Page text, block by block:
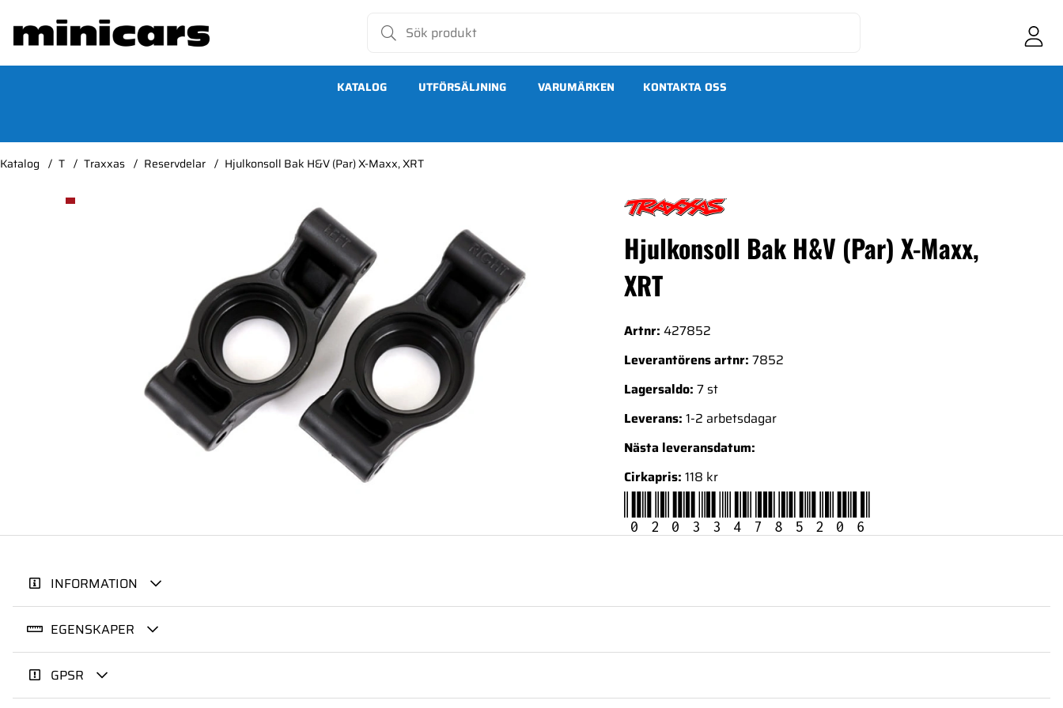
KATALOG UTFÖRSÄLJNING VARUMÄRKEN KONTAKTA OSS
Katalog T Traxxas Reservdelar Hjulkonsoll Bak H&V (Par) X-Maxx, XRT
Produktbilder Hjulkonsoll Bak H&V (Par) X-Maxx, XRT
Hjulkonsoll Bak H&V (Par) X-Maxx,
XRT
Artnr: 427852
Leverantörens artnr: 7852
Lagersaldo: 7 st
Leverans: 1-2 arbetsdagar
Nästa leveransdatum:
Cirkapris: 118 kr
020334785206
INFORMATION
EGENSKAPER
GPSR